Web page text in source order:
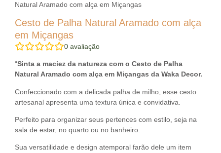
Natural Aramado com alça em Miçangas
Cesto de Palha Natural Aramado com alça
em Miçangas
0 avaliação
“Sinta a maciez da natureza com o Cesto de Palha
Natural Aramado com alça em Miçangas da Waka Decor.
Confeccionado com a delicada palha de milho, esse cesto
artesanal apresenta uma textura única e convidativa.
Perfeito para organizar seus pertences com estilo, seja na
sala de estar, no quarto ou no banheiro.
Sua versatilidade e design atemporal farão dele um item